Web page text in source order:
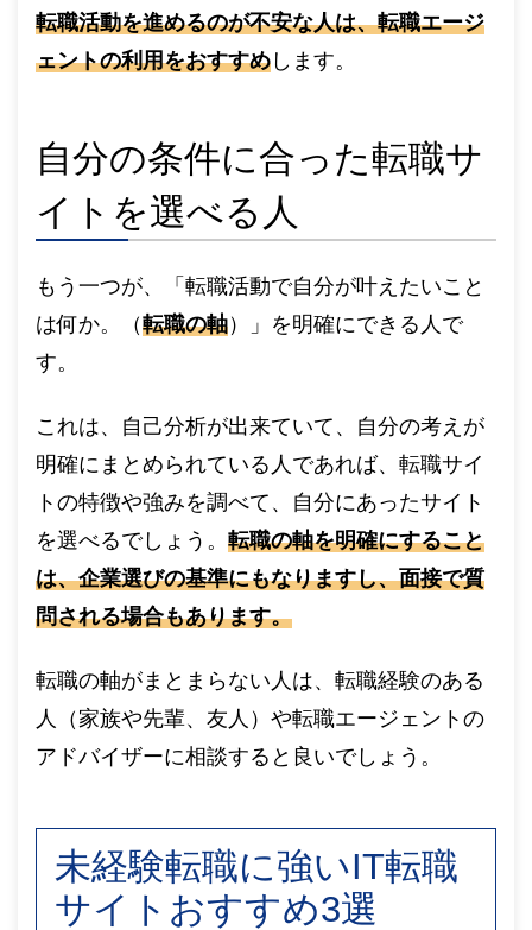
転職活動を進めるのが不安な人は、転職エージ
ェントの利用をおすすめ します。
自分の条件に合った転職サ
イトを選べる人
もう一つが、「転職活動で自分が叶えたいこと
は何か。（転職の軸）」を明確にできる人で
す。
これは、自己分析が出来ていて、自分の考えが
明確にまとめられている人であれば、転職サイ
トの特徴や強みを調べて、自分にあったサイト
を選べるでしょう。 転職の軸を明確にすること
は、企業選びの基準にもなりますし、面接で質
問される場合もあります。
転職の軸がまとまらない人は、転職経験のある
人（家族や先輩、友人）や転職エージェントの
アドバイザーに相談すると良いでしょう。
未経験転職に強いIT転職
サイトおすすめ3選